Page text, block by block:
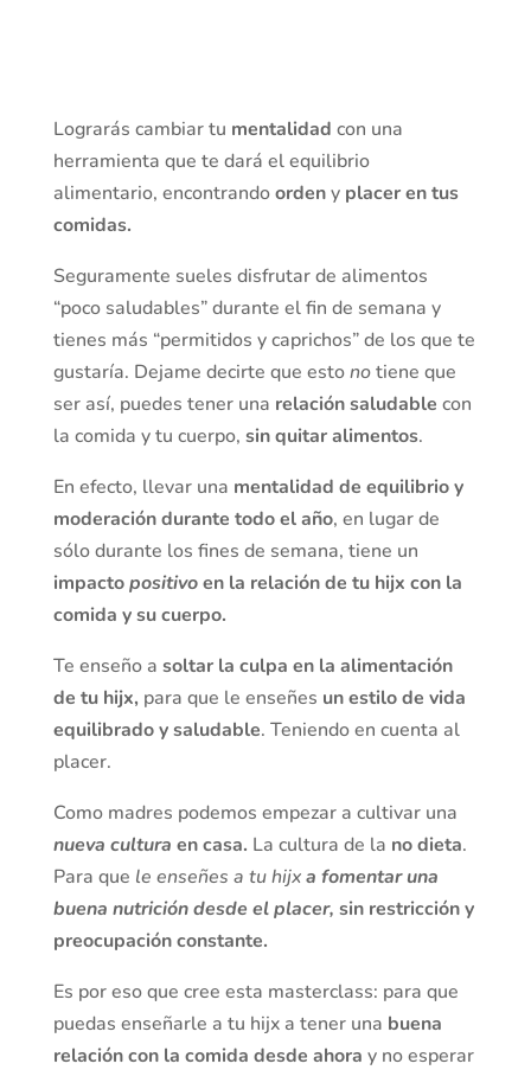
Lograrás cambiar tu mentalidad con una
herramienta que te dará el equilibrio
alimentario, encontrandoordeny placeren tus
comidas.
Seguramente sueles disfrutar de alimentos
“poco saludables” durante el fin de semana y
tienes más “permitidos y caprichos” de los que te
gustaría. Dejame decirte que estonotiene que
ser así, puedes tener una relación saludable con
la comida y tu cuerpo, sin quitar alimentos.
En efecto, llevar una mentalidad de equilibrio y
moderación durante todo el año, en lugar de
sólo durante los fines de semana, tiene un
impactopositivoen la relación de tu hijx con la
comida y su cuerpo.
Te enseño a soltar la culpa en la alimentación
de tu hijx, para que le enseñes un estilo de vida
equilibrado y saludable. Teniendo en cuenta al
placer.
Como madres podemos empezar a cultivar una
nueva cultura en casa. La cultura de la no dieta.
Para que le enseñes a tu hijxa fomentar una
buena nutrición desde el placer, sin restricción y
preocupación constante.
Es por eso que cree esta masterclass: para que
puedas enseñarle a tu hijx a tener una buena
relación con la comida desde ahora y no esperar